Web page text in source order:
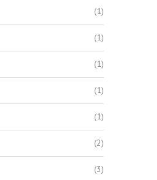
(1)
(1)
(1)
(1)
(1)
(2)
(3)